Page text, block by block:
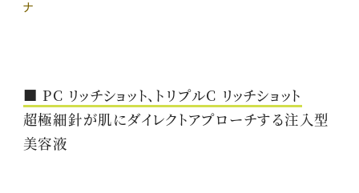
ナ
■ PC リッチショット、トリプルC リッチショット
超極細針が肌にダイレクトアプローチする注入型
美容液